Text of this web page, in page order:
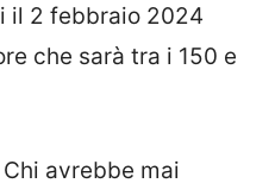
il 2 febbraio 2024
che sarà tra i 150 e
avrebbe mai